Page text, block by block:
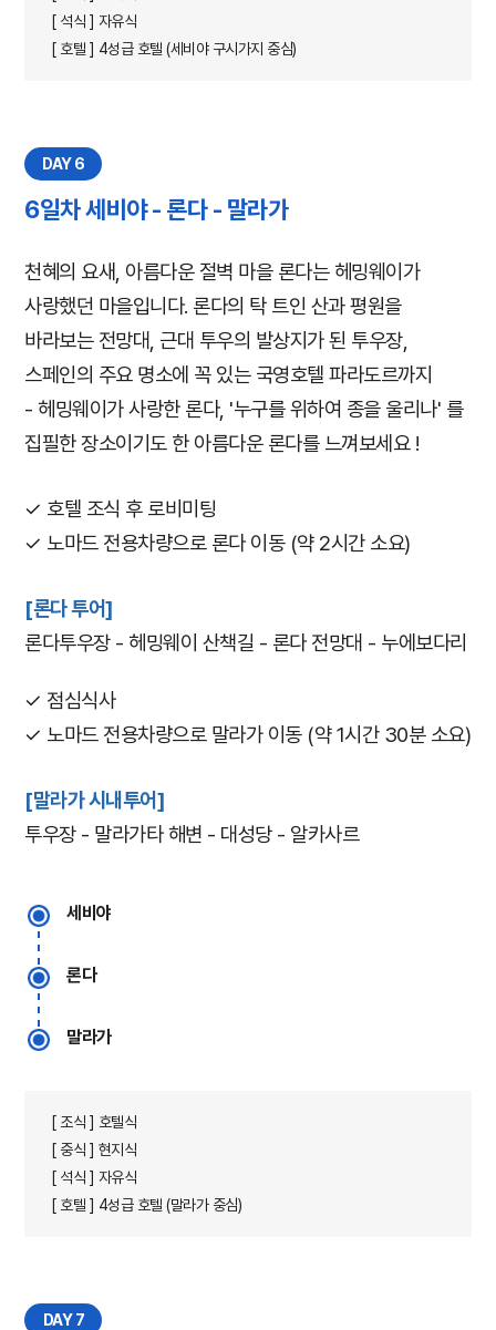
[ 석식 ] 자유식
[ 호텔 ] 4성급 호텔 (세비야 구시가지 중심)
DAY 6
6일차 세비야 - 론다 - 말라가
천혜의 요새, 아름다운 절벽 마을 론다는 헤밍웨이가
사랑했던 마을입니다. 론다의 탁 트인 산과 평원을
바라보는 전망대, 근대 투우의 발상지가 된 투우장,
스페인의 주요 명소에 꼭 있는 국영호텔 파라도르까지
- 헤밍웨이가 사랑한 론다, '누구를 위하여 종을 울리나' 를
집필한 장소이기도 한 아름다운 론다를 느껴보세요 !
✓ 호텔 조식 후 로비미팅
✓ 노마드 전용차량으로 론다 이동 (약 2시간 소요)
[론다 투어]
론다투우장 - 헤밍웨이 산책길 - 론다 전망대 - 누에보다리
✓ 점심식사
✓ 노마드 전용차량으로 말라가 이동 (약 1시간 30분 소요)
[말라가 시내투어]
투우장 - 말라가타 해변 - 대성당 - 알카사르
세비야
론다
말라가
[ 조식 ] 호텔식
[ 중식 ] 현지식
[ 석식 ] 자유식
[ 호텔 ] 4성급 호텔 (말라가 중심)
DAY 7